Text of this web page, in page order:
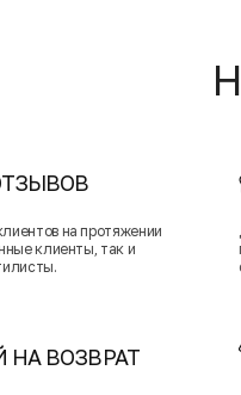
на протяжении
клиенты, так и
НА ВОЗВРАТ